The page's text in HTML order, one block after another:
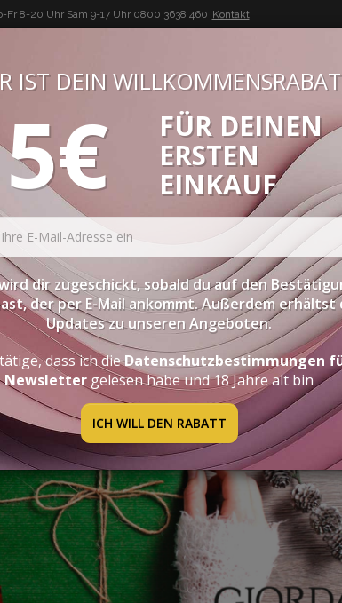
Fr 8-20 Uhr Sam 9-17 Uhr0800 3638 460 Kontakt
BUON VINO, BUONA VITA
PROBIERPAKETE SPIRITOUSEN ZUBEHÖR
LOVER
IST DEIN
5€
FÜR DEINEN
ERSTEN
EINKAUF
dir zugeschickt, sobald du auf den
der per E-Mail ankommt. Außerdem erhältst
Updates zu unseren Angeboten.
dass ich dieDatenschutzbestimmungen
Newsletter gelesen habe und 18 Jahre alt bin
ICH WILL DEN RABATT